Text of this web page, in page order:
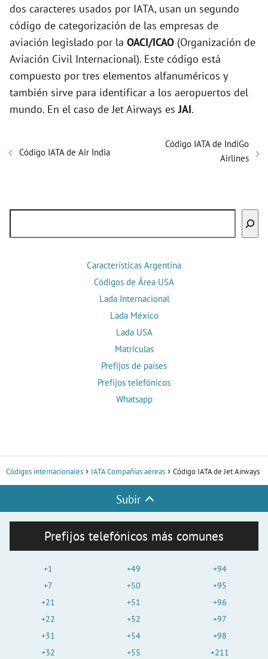
dos caracteres usados por IATA, usan un segundo
código de categorización de las empresas de
aviación legislado por la OACI/ICAO (Organización de
Aviación Civil Internacional). Este código está
compuesto por tres elementos alfanuméricos y
también sirve para identificar a los aeropuertos del
mundo. En el caso de Jet Airways esJAI.
Código IATA de Air India
Código IATA de IndiGo
Airlines
Características Argentina
Códigos de Área USA
Lada Internacional
Lada México
Lada USA
Matrículas
Prefijos de países
Prefijos telefónicos
Whatsapp
Códigos internacionales IATA Compañías aéreas Código IATA de Jet Airways
Subir
Prefijos telefónicos más comunes
+1
+7
+21
+22
+31
+32
+49
+50
+51
+52
+54
+55
+94
+95
+96
+97
+98
+211